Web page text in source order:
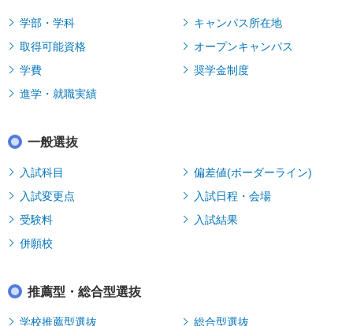
学部・学科
キャンパス所在地
取得可能資格
オープンキャンパス
学費
奨学金制度
進学・就職実績
一般選抜
入試科目
偏差値(ボーダーライン)
入試変更点
入試日程・会場
受験料
入試結果
併願校
推薦型・総合型選抜
学校推薦型選抜
総合型選抜